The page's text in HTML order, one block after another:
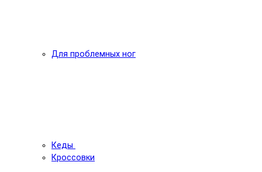
Для проблемных ног
Кеды
Кроссовки